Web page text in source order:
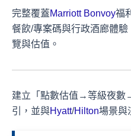
完整覆蓋Marriott Bonvoy福
餐飲/專案碼與行政酒廊體
覽與估值。
建立「點數估值→等級夜
引，並與Hyatt/Hilton場景與